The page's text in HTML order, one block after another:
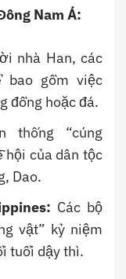
Nam Á:
nhà Han, các
bao gồm việc
đồng hoặc đá.
thống “cúng
hội của dân tộc
Dao.
Các bộ
vật” kỷ niệm
tuổi dậy thì.